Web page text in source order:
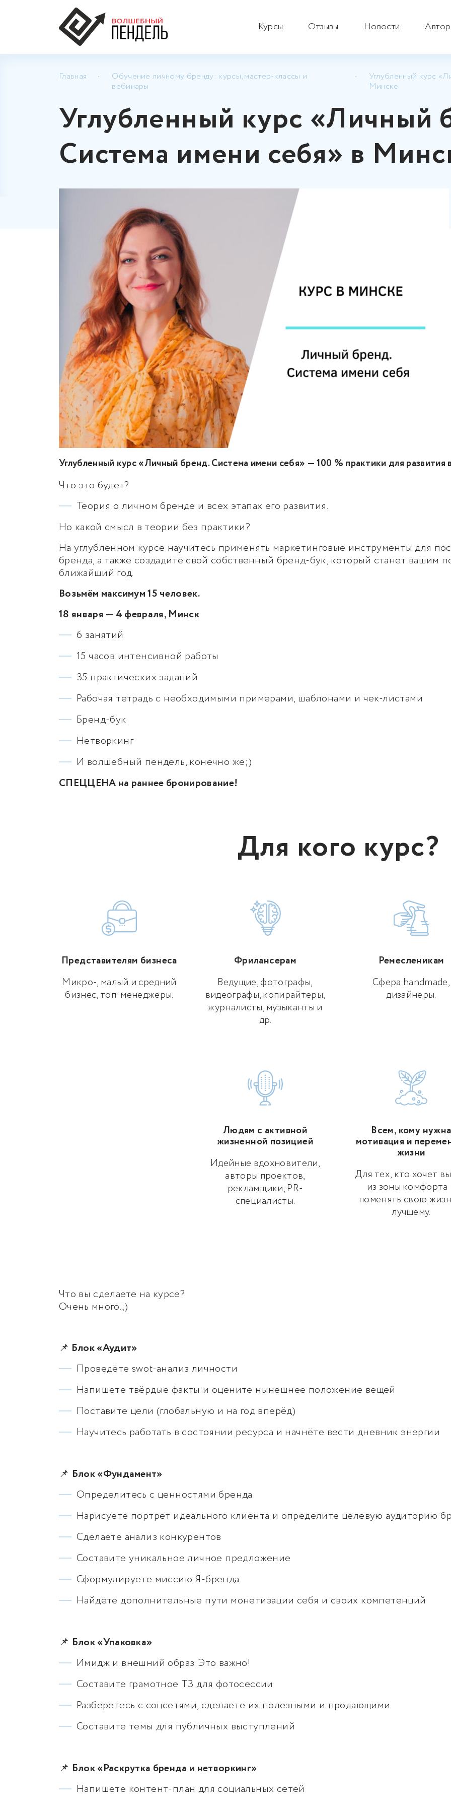
Курсы Отзывы Новости Автор
Главная
Обучение личному бренду: курсы, мастер-классы и
вебинары
Углубленный курс
Минске
Углубленный курс «Личный
Система имени себя» в
Углубленный курс «Личный бренд. Система имени себя» — 100 % практики для развития
Что это будет?
Теория о личном бренде и всех этапах его развития.
Но какой смысл в теории без практики?
На углубленном курсе научитесь применять маркетинговые инструменты для
бренда, а также создадите свой собственный бренд-бук, который станет вашим
ближайший год.
Возьмём максимум 15 человек.
18 января — 4 февраля, Минск
6 занятий
15 часов интенсивной работы
35 практических заданий
Рабочая тетрадь с необходимыми примерами, шаблонами и чек-листами
Бренд-бук
Нетворкинг
И волшебный пендель, конечно же;)
СПЕЦЦЕНА на раннее бронирование!
Для кого курс?
Представителям бизнеса
Микро-, малый и средний
бизнес, топ-менеджеры.
Фрилансерам
Ведущие, фотографы,
видеографы, копирайтеры,
журналисты, музыканты и
др.
Ремесленикам
Сфера handmade,
дизайнеры.
Людям с активной
жизненной позицией
Идейные вдохновители,
авторы проектов,
рекламщики, PR-
специалисты.
Всем, кому нужна
мотивация и
жизни
Для тех, кто хочет
из зоны комфорта
поменять свою
лучшему.
Что вы сделаете на курсе?
Очень много.;)
📌 Блок «Аудит»
Проведёте swot-анализ личности
Напишете твёрдые факты и оцените нынешнее положение вещей
Поставите цели (глобальную и на год вперёд)
Научитесь работать в состоянии ресурса и начнёте вести дневник энергии
📌 Блок «Фундамент»
Определитесь с ценностями бренда
Нарисуете портрет идеального клиента и определите целевую аудиторию
Сделаете анализ конкурентов
Составите уникальное личное предложение
Сформулируете миссию Я-бренда
Найдёте дополнительные пути монетизации себя и своих компетенций
📌 Блок «Упаковка»
Имидж и внешний образ. Это важно!
Составите грамотное ТЗ для фотосессии
Разберётесь с соцсетями, сделаете их полезными и продающими
Составите темы для публичных выступлений
📌 Блок «Раскрутка бренда и нетворкинг»
Напишете контент-план для социальных сетей